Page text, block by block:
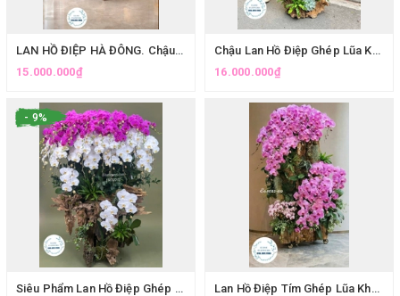
LAN HỒ ĐIỆP HÀ ĐÔNG. Chậu Lan Hồ Điệp Ghép Lũa Vàng Tài Lộc, Phú Quý
15.000.000₫
Chậu Lan Hồ Điệp Ghép Lũa Khổng Lồ Tặng Đối Tác | Lan Hồ Điệp Hà Nội
16.000.000₫
- 9%
Siêu Phẩm Lan Hồ Điệp Ghép Lũa VIP Trưng Đại Sảnh Villa | Eliseflowers
Lan Hồ Điệp Tím Ghép Lũa Khủng Chơi Tết - Lan Hồ Điệp Chưng Nhà Cao Cấp